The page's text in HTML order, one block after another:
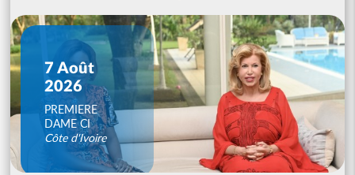
7 Août
2026
PREMIERE
DAME CI
Côte d'Ivoire